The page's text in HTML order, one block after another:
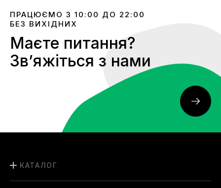
ПРАЦЮЄМО З 10:00 ДО 22:00
БЕЗ ВИХІДНИХ
Маєте питання?
Звʼяжіться з нами
КАТАЛОГ